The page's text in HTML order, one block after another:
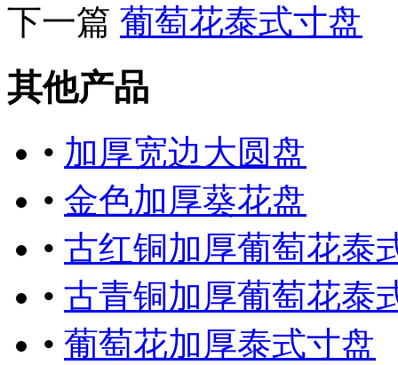
下一篇 葡萄花泰式寸盘
其他产品
• 加厚宽边大圆盘
• 金色加厚葵花盘
• 古红铜加厚葡萄花泰
• 古青铜加厚葡萄花泰
• 葡萄花加厚泰式寸盘